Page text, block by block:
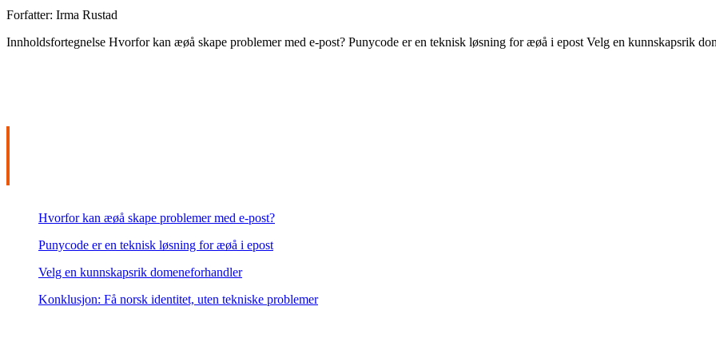
Forfatter: Irma Rustad
Innholdsfortegnelse Hvorfor kan æøå skape problemer med e-post? Punycode er en teknisk løsning for æøå i epost Velg en kunnskapsrik
Hvorfor kan æøå skape problemer med e-post?
Punycode er en teknisk løsning for æøå i epost
Velg en kunnskapsrik domeneforhandler
Konklusjon: Få norsk identitet, uten tekniske problemer